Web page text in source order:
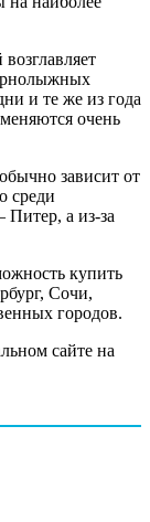
и те же из года
очень
зависит от
среди
Питер, а из-за
купить
Сочи,
городов.
сайте на